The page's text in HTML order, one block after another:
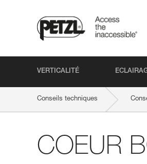
VERTICALITÉ
Conseils techniques
COEUR